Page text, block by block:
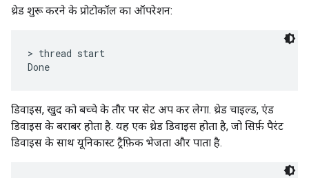
थ्रेड शुरू करने के प्रोटोकॉल का ऑपरेशन:
> thread start
डिवाइस, खुद को बच्चे के तौर पर सेट अप कर लेगा. थ्रेड चाइल्ड, एंड
डिवाइस के बराबर होता है. यह एक थ्रेड डिवाइस होता है, जो सिर्फ़ पैरंट
डिवाइस के साथ यूनिकास्ट ट्रैफ़िक भेजता और पाता है.